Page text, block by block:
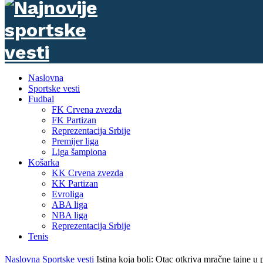
Naslovna
Sportske vesti
Fudbal
FK Crvena zvezda
FK Partizan
Reprezentacija Srbije
Premijer liga
Liga šampiona
Košarka
KK Crvena zvezda
KK Partizan
Evroliga
ABA liga
NBA liga
Reprezentacija Srbije
Tenis
Naslovna Sportske vesti Istina koja boli: Otac otkriva mračne tajne u